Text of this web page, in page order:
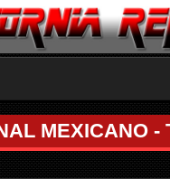
MEXICANO -